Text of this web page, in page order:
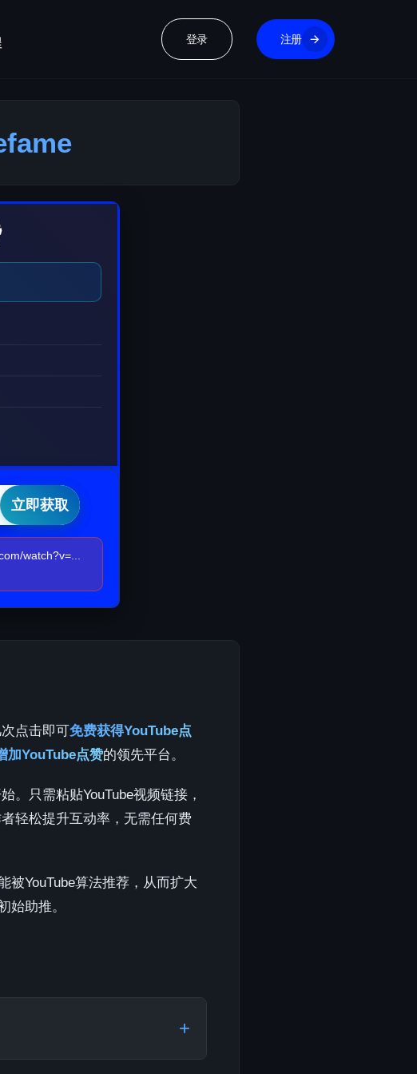
登录 注册
立即获取
watch?v=...
点击即可免费获得YouTube点
加YouTube点赞的领先平台。
。只需粘贴YouTube视频链接，
轻松提升互动率，无需任何费
被YouTube算法推荐，从而扩大
始助推。
+